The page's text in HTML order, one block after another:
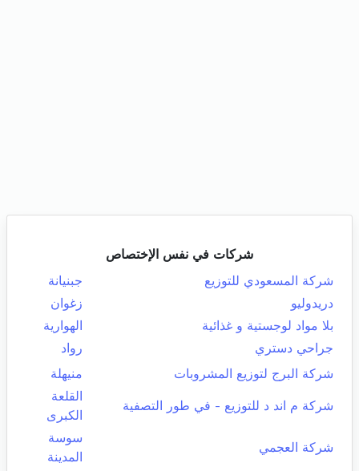
شركات في نفس الإختصاص
شركة المسعودي للتوزيع
جبنيانة
دريدوليو
زغوان
بلا مواد لوجستية و غذائية
الهوارية
جراحي دستري
رواد
شركة البرج لتوزيع المشروبات
منيهلة
شركة م اند د للتوزيع - في طور التصفية
القلعة
الكبرى
شركة العجمي
سوسة
المدينة